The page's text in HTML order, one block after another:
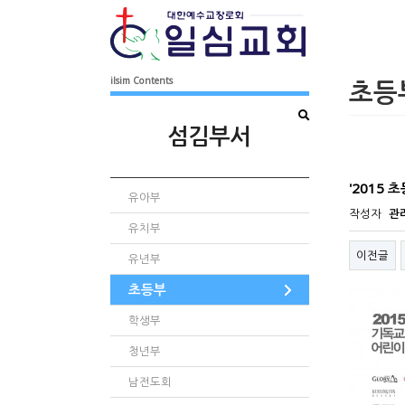
ilsim Contents
섬김부서
유아부
유치부
유년부
초등부
학생부
청년부
남전도회
초등
'2015 초
작성자 관
이전글